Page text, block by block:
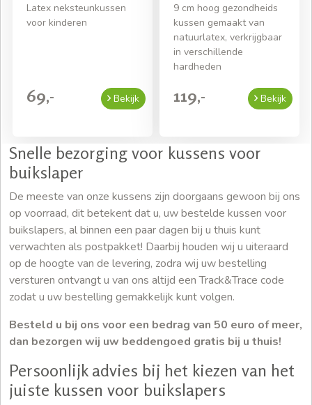
Latex neksteunkussen
voor kinderen
69,- Bekijk
9 cm hoog gezondheids
kussen gemaakt van
natuurlatex, verkrijgbaar
in verschillende
hardheden
119,- Bekijk
Snelle bezorging voor kussens voor
buikslaper
De meeste van onze kussens zijn doorgaans gewoon bij ons
op voorraad, dit betekent dat u, uw bestelde kussen voor
buikslapers, al binnen een paar dagen bij u thuis kunt
verwachten als postpakket! Daarbij houden wij u uiteraard
op de hoogte van de levering, zodra wij uw bestelling
versturen ontvangt u van ons altijd een Track&Trace code
zodat u uw bestelling gemakkelijk kunt volgen.
Besteld u bij ons voor een bedrag van 50 euro of meer,
dan bezorgen wij uw beddengoed gratis bij u thuis!
Persoonlijk advies bij het kiezen van het
juiste kussen voor buikslapers